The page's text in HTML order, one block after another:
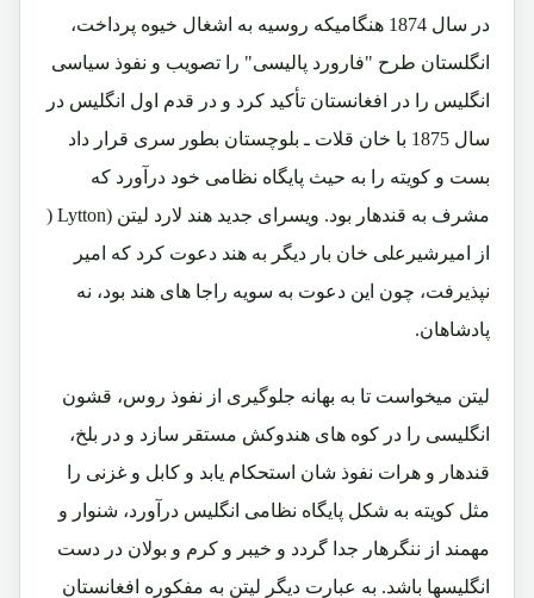
در سال 1874 هنگامیکه روسیه به اشغال خیوه پرداخت،
انگلستان طرح "فارورد پالیسی" را تصویب و نفوذ سیاسی
انگلیس را در افغانستان تأکید کرد و در قدم اول انگلیس در
سال 1875 با خان قلات ـ بلوچستان بطور سری قرار داد
بست و کویته را به حیث پایگاه نظامی خود درآورد که
مشرف به قندهار بود. ویسرای جدید هند لارد لیتن (Lytton (
از امیرشیرعلی خان بار دیگر به هند دعوت کرد که امیر
نپذیرفت، چون این دعوت به سویه راجا های هند بود، نه
پادشاهان.
لیتن میخواست تا به بهانه جلوگیری از نفوذ روس، قشون
انگلیسی را در کوه های هندوکش مستقر سازد و در بلخ،
قندهار و هرات نفوذ شان استحکام یابد و کابل و غزنی را
مثل کویته به شکل پایگاه نظامی انگلیس درآورد، شنوار و
مهمند از ننگرهار جدا گردد و خیبر و کرم و بولان در دست
انگلیسها باشد. به عبارت دیگر لیتن به مفکوره افغانستان